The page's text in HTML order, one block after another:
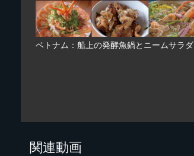
ベトナム：船上の発酵魚鍋とニームサラダ
関連動画